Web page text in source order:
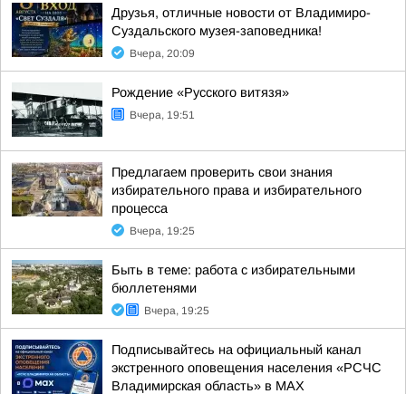
Друзья, отличные новости от Владимиро-
Суздальского музея-заповедника!
Вчера, 20:09
Рождение «Русского витязя»
Вчера, 19:51
Предлагаем проверить свои знания
избирательного права и избирательного
процесса
Вчера, 19:25
Быть в теме: работа с избирательными
бюллетенями
Вчера, 19:25
Подписывайтесь на официальный канал
экстренного оповещения населения «РСЧС
Владимирская область» в МАХ